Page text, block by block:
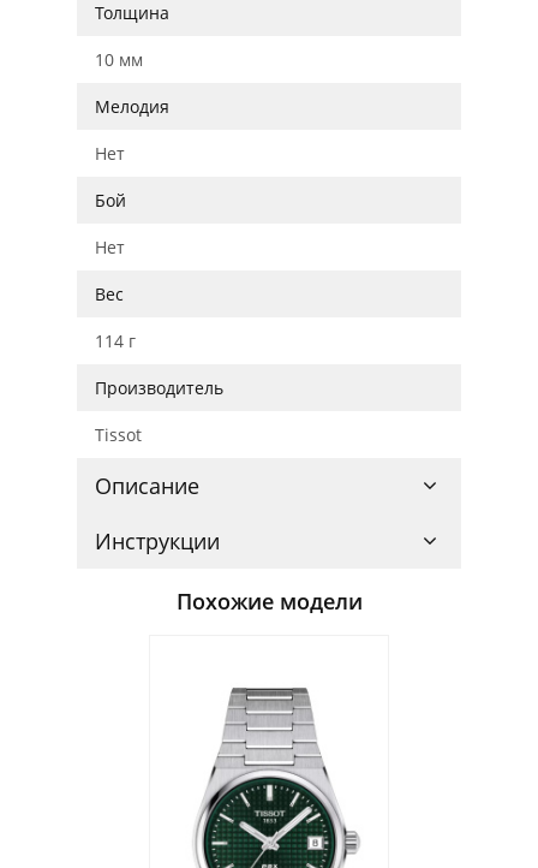
Толщина
10 мм
Мелодия
Нет
Бой
Нет
Вес
114 г
Производитель
Tissot
Описание
Инструкции
Похожие модели